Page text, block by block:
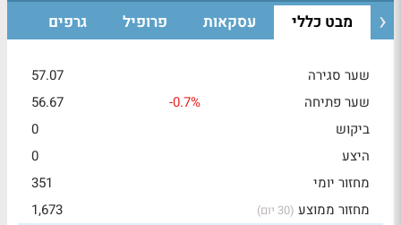
מבט כללי עסקאות פרופיל גרפים
שער סגירה
57.07
שער פתיחה
-0.7%
56.67
ביקוש
0
היצע
0
מחזור יומי
351
מחזור ממוצע (30 יום)
1,673